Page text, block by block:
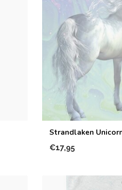
Strandlaken
€17,95